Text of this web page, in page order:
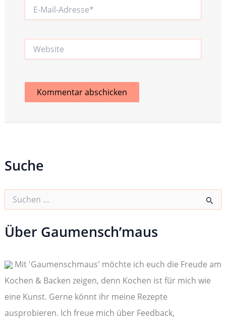
Mail-
Website
Suche
h
e
a
h
:
Über Gaumensch’maus
Mit 'Gaumenschmaus' möchte ich euch die Freude am
Kochen & Backen zeigen, denn Kochen ist für mich wie
eine Kunst. Gerne könnt ihr meine Rezepte
ausprobieren. Ich freue mich über Feedback,